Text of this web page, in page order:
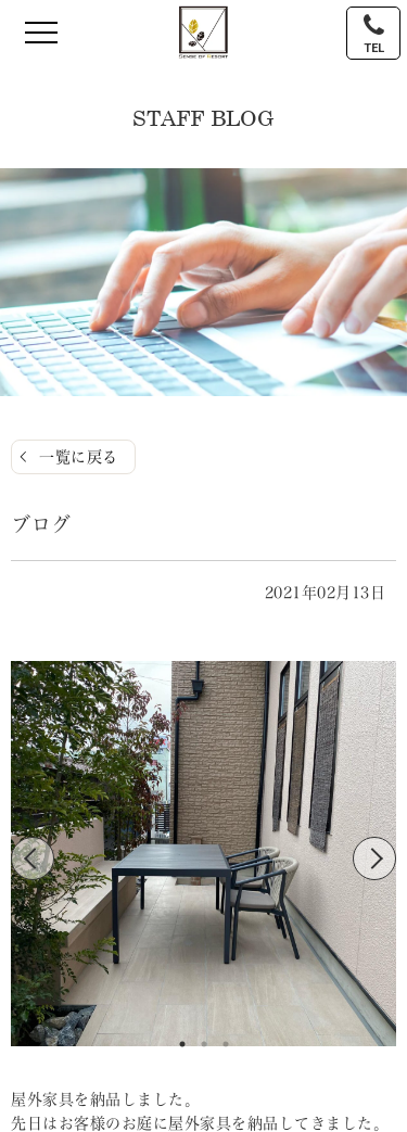
TEL
STAFF BLOG
一覧に戻る
ブログ
2021年02月13日
屋外家具を納品しました。
先日はお客様のお庭に屋外家具を納品してきました。